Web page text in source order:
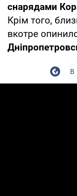
снарядами
Крім того,
вкотре